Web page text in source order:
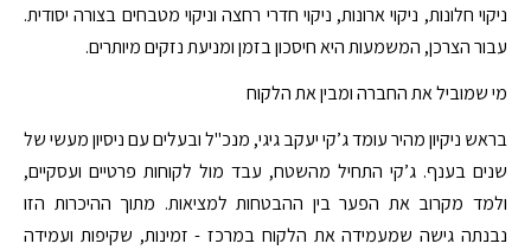
ניקוי חלונות, ניקוי ארונות, ניקוי חדרי רחצה וניקוי מטבחים בצורה יסודית.
עבור הצרכן, המשמעות היא חיסכון בזמן ומניעת נזקים מיותרים.
מי שמוביל את החברה ומבין את הלקוח
בראש ניקיון מהיר עומד ג’קי יעקב גיגי, מנכ"ל ובעלים עם ניסיון מעשי של
שנים בענף. ג’קי התחיל מהשטח, עבד מול לקוחות פרטיים ועסקיים,
ולמד מקרוב את הפער בין ההבטחות למציאות. מתוך ההיכרות הזו
נבנתה גישה שמעמידה את הלקוח במרכז - זמינות, שקיפות ועמידה